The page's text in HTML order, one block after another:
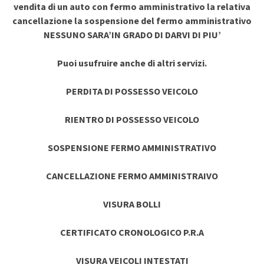
vendita di un auto con fermo amministrativo la relativa
cancellazione la sospensione del fermo amministrativo
NESSUNO SARA’IN GRADO DI DARVI DI PIU’
Puoi usufruire anche di altri servizi.
PERDITA DI POSSESSO VEICOLO
RIENTRO DI POSSESSO VEICOLO
SOSPENSIONE FERMO AMMINISTRATIVO
CANCELLAZIONE FERMO AMMINISTRAIVO
VISURA BOLLI
CERTIFICATO CRONOLOGICO P.R.A
VISURA VEICOLI INTESTATI